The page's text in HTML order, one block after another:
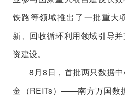
铁路等领域推出了一批重大
新、回收循环利用领域引导
资建设。
8月8日，首批两只数据
金（REITs）——南方万国数